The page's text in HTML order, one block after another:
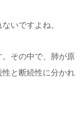
いですよね。
その中で、肺が原
と断続性に分かれ